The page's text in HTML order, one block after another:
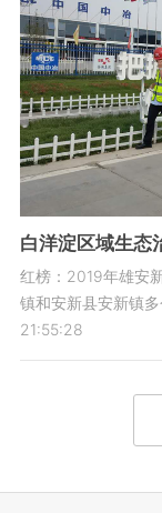
白洋淀区域生态
红榜：2019年雄安
镇和安新县安新镇多
21:55:28